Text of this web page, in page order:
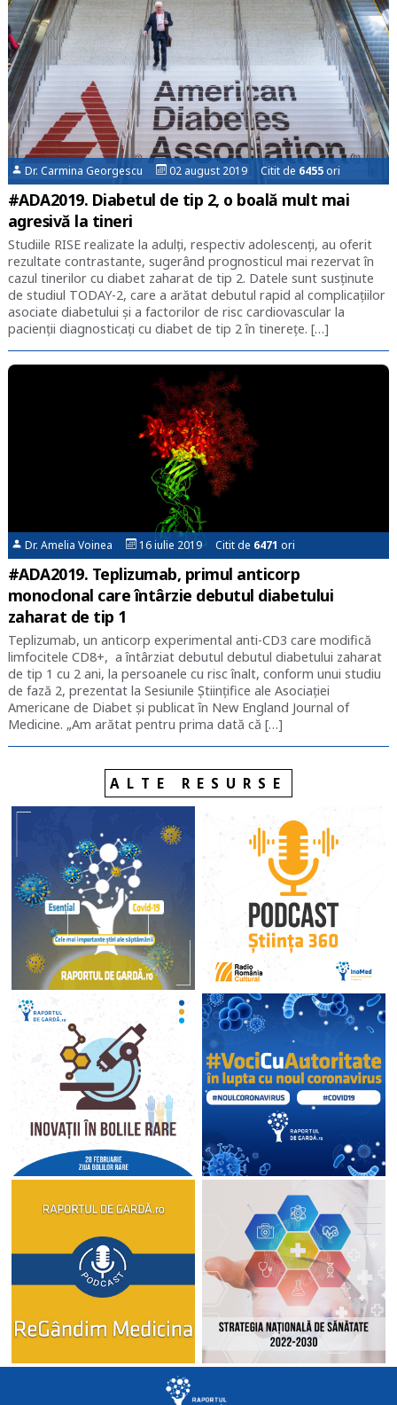
Dr. Carmina Georgescu 02 august 2019 Citit de 6455ori
#ADA2019. Diabetul de tip 2, o boală mult mai
agresivă la tineri
Studiile RISE realizate la adulți, respectiv adolescenți, au oferit
rezultate contrastante, sugerând prognosticul mai rezervat în
cazul tinerilor cu diabet zaharat de tip 2. Datele sunt susținute
de studiul TODAY-2, care a arătat debutul rapid al complicațiilor
asociate diabetului și a factorilor de risc cardiovascular la
pacienții diagnosticați cu diabet de tip 2 în tinerețe. […]
Dr. Amelia Voinea 16 iulie 2019 Citit de 6471 ori
#ADA2019. Teplizumab, primul anticorp
monoclonal care întârzie debutul diabetului
zaharat de tip 1
Teplizumab, un anticorp experimental anti-CD3 care modifică
limfocitele CD8+, a întârziat debutul debutul diabetului zaharat
de tip 1 cu 2 ani, la persoanele cu risc înalt, conform unui studiu
de fază 2, prezentat la Sesiunile Științifice ale Asociației
Americane de Diabet și publicat în New England Journal of
Medicine. „Am arătat pentru prima dată că […]
ALTE RESURSE